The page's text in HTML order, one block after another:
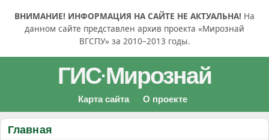
ВНИМАНИЕ! ИНФОРМАЦИЯ НА САЙТЕ НЕ АКТУАЛЬНА! На
данном сайте представлен архив проекта «Мирознай
ВГСПУ» за 2010–2013 годы.
ГИС·Мирознай
Карта сайта О проекте
Главная